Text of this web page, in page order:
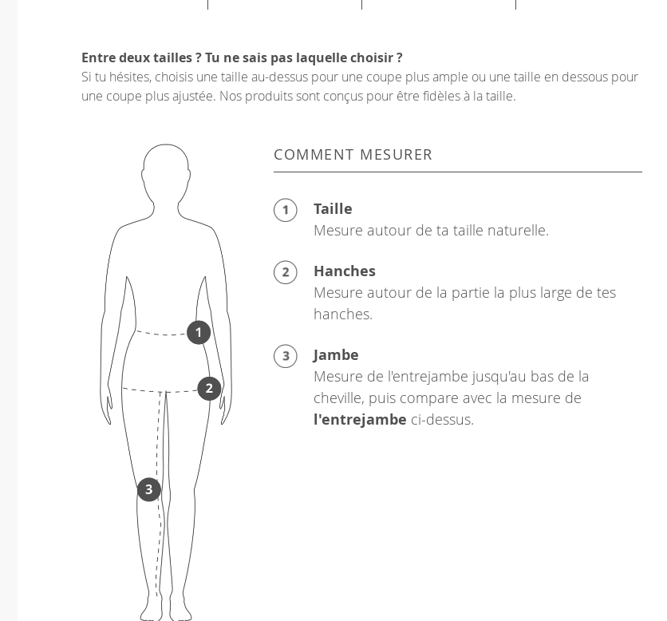
Entre deux tailles ? Tu ne sais pas laquelle choisir ?
Si tu hésites, choisis une taille au-dessus pour une coupe plus ample ou une taille en dessous pour
une coupe plus ajustée. Nos produits sont conçus pour être fidèles à la taille.
COMMENT MESURER
Taille
Mesure autour de ta taille naturelle.
Hanches
Mesure autour de la partie la plus large de tes
hanches.
Jambe
Mesure de l'entrejambe jusqu'au bas de la
cheville, puis compare avec la mesure de
l'entrejambe ci-dessus.